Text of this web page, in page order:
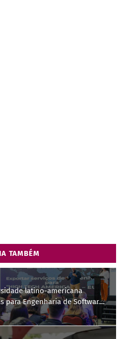
TAMBÉM
latino-americana
para Engenharia de Software;